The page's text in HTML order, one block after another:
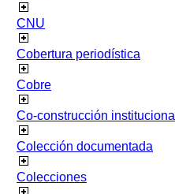
CNU
Cobertura periodística
Cobre
Co-construcción institucional
Colección documentada
Colecciones